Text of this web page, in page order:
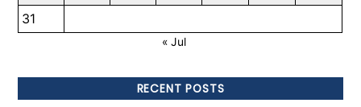
31
« Jul
RECENT POSTS